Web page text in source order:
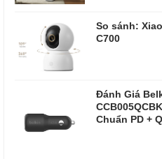
So sánh:
C700
Đánh Giá
Chuẩn PD +